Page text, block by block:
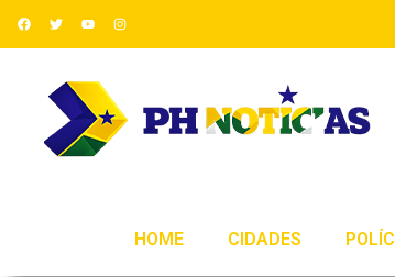
HOME CIDADES